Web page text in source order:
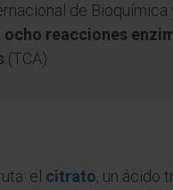
de
ocho reacciones
(TCA).
el citrato, un ácido